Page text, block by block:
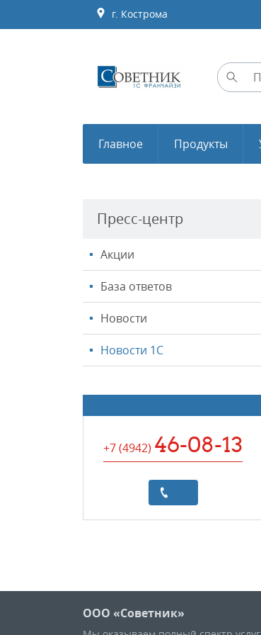
г. Кострома
Главное Продукты
Пресс-центр
Акции
База ответов
Новости
Новости 1С
+7 (4942) 46-08-13
ООО «Советник»